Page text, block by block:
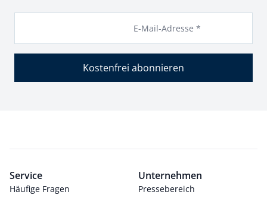
E-Mail-Adresse *
Kostenfrei abonnieren
Service
Häufige Fragen
Unternehmen
Pressebereich